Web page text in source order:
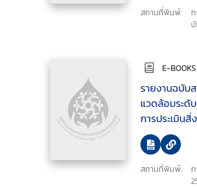
สถานที่พิมพ์:
E-BOOKS
รายงานฉบับ
แวดล้อมระดั
การประเมิน
หลักการบริห
กลอง
สถานที่พิมพ์: